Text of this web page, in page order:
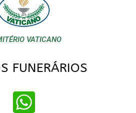
VATICANO
FUNERÁRIOS